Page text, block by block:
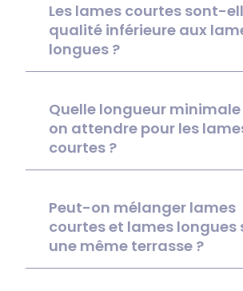
Les lames courtes sont-
qualité inférieure aux
longues ?
Quelle longueur
on attendre pour les
courtes ?
Peut-on mélanger lames
courtes et lames longues
une même terrasse ?